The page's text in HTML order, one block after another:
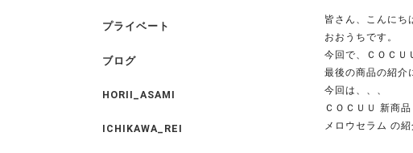
皆さん、こんに
おおうちです。
今回で、ＣＯＣＵ
最後の商品の紹介
今回は、、、
ＣＯＣＵＵ 新商品
メロウセラム の
プライベート
ブログ
HORII_ASAMI
ICHIKAWA_REI